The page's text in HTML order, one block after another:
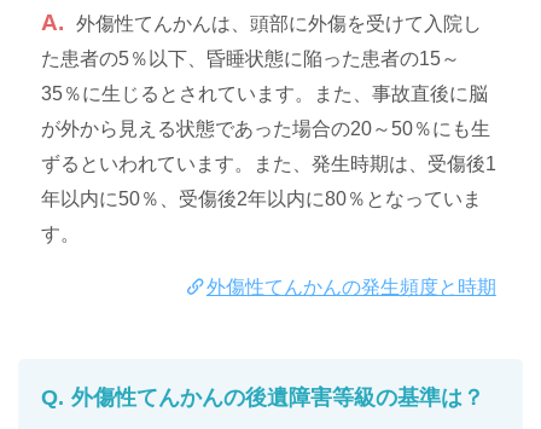
外傷性てんかんは、頭部に外傷を受けて入院し
た患者の5％以下、昏睡状態に陥った患者の15～
35％に生じるとされています。また、事故直後に脳
が外から見える状態であった場合の20～50％にも生
ずるといわれています。また、発生時期は、受傷後1
年以内に50％、受傷後2年以内に80％となっていま
す。
外傷性てんかんの発生頻度と時期
外傷性てんかんの後遺障害等級の基準は？